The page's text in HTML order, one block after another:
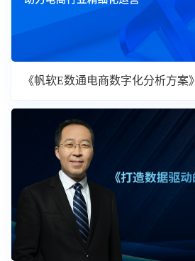
《帆软E数通电商数字化分析方案》